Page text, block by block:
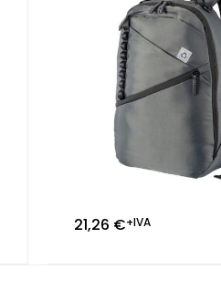
21,26 €+IVA